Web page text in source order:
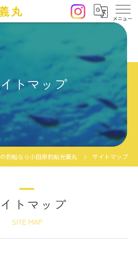
トマップ
釣船なら小田原釣船光義丸 サイトマップ
SITE MAP
トマップ